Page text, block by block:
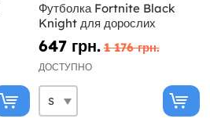
Футболка Fortnite Black
Knight для дорослих
647 грн. 1 176 грн.
ДОСТУПНО